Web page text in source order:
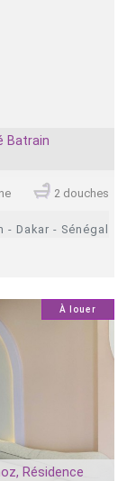
Batrain
2 douches
- Dakar - Sénégal
À louer
Résidence
7